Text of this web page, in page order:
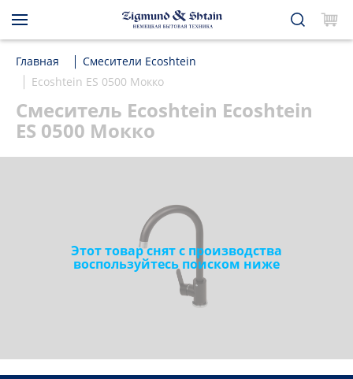
Главная
Смесители Ecoshtein
Ecoshtein ES 0500 Мокко
Смеситель Ecoshtein Ecoshtein
ES 0500 Мокко
Этот товар снят с производства
воспользуйтесь поиском ниже